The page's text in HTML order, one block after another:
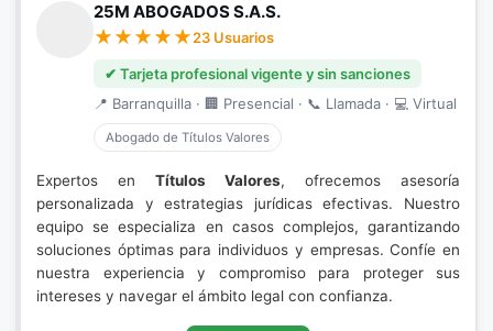
25M ABOGADOS S.A.S.
23 Usuarios
✔ Tarjeta profesional vigente y sin sanciones
📍 Barranquilla · 🏢 Presencial · 📞 Llamada · 💻 Virtual
Abogado de Títulos Valores
Expertos en Títulos Valores, ofrecemos asesoría
personalizada y estrategias jurídicas efectivas. Nuestro
equipo se especializa en casos complejos, garantizando
soluciones óptimas para individuos y empresas. Confíe en
nuestra experiencia y compromiso para proteger sus
intereses y navegar el ámbito legal con confianza.